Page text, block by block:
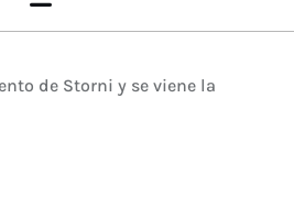
de Storni y se viene la